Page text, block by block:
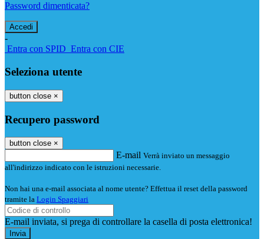
Password dimenticata?
-
Entra con SPID Entra con CIE
Seleziona utente
button close ×
Recupero password
button close ×
E-mail Verrà inviato un messaggio
all'indirizzo indicato con le istruzioni necessarie.
Non hai una e-mail associata al nome utente? Effettua il reset della password
tramite la Login Spaggiari
E-mail inviata, si prega di controllare la casella di posta elettronica!